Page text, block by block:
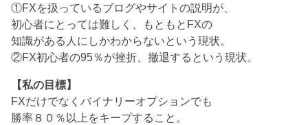
①FXを扱っているブログやサイトの説明が、
初心者にとっては難しく、もともとFXの
知識がある人にしかわからないという現状。
②FX初心者の95％が挫折、撤退するという現状。
【私の目標】
FXだけでなくバイナリーオプションでも
勝率８０％以上をキープすること。